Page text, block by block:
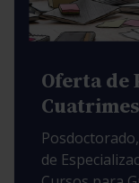
Oferta de
de